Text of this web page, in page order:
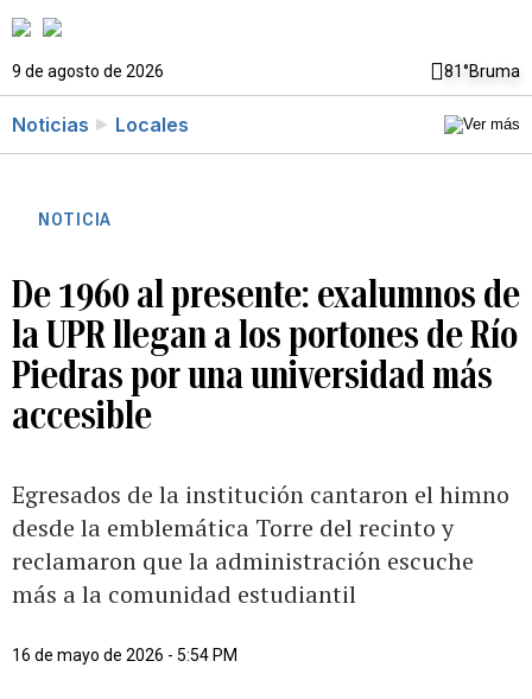
9 de agosto de 2026 81°Bruma
Noticias Locales
NOTICIA
De 1960 al presente: exalumnos de
la UPR llegan a los portones de Río
Piedras por una universidad más
accesible
Egresados de la institución cantaron el himno
desde la emblemática Torre del recinto y
reclamaron que la administración escuche
más a la comunidad estudiantil
16 de mayo de 2026 - 5:54 PM